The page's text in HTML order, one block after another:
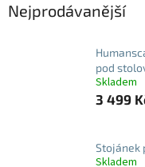
Nejprodávanější
pod
Skladem
3 499
Stojánek
Skladem